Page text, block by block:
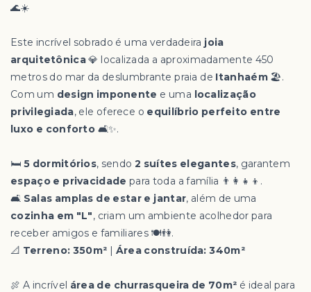
🌊☀️
Este incrível sobrado é uma verdadeira joia
arquitetônica💎 localizada a aproximadamente 450
metros do mar da deslumbrante praia de Itanhaém🏖️.
Com um design imponente e uma localização
privilegiada, ele oferece o equilíbrio perfeito entre
luxo e conforto 🛋️✨.
🛏️ 5 dormitórios, sendo 2 suítes elegantes, garantem
espaço e privacidade para toda a família 👨‍👩‍👧‍👦.
🛋️ Salas amplas de estar e jantar, além de uma
cozinha em "L", criam um ambiente acolhedor para
receber amigos e familiares 🍽️👫.
📐 Terreno: 350m² | Área construída: 340m²
🍖 A incrível área de churrasqueira de 70m² é ideal para